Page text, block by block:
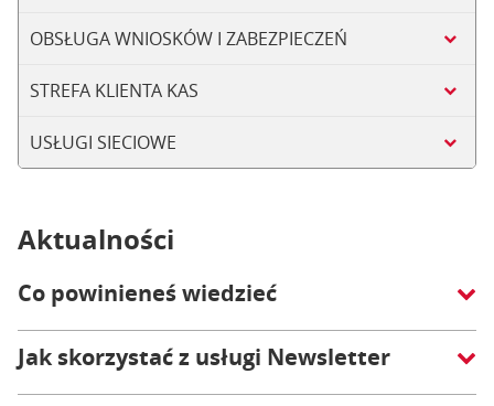
OBSŁUGA WNIOSKÓW I ZABEZPIECZEŃ
STREFA KLIENTA KAS
USŁUGI SIECIOWE
Aktualności
Co powinieneś wiedzieć
Jak skorzystać z usługi Newsletter